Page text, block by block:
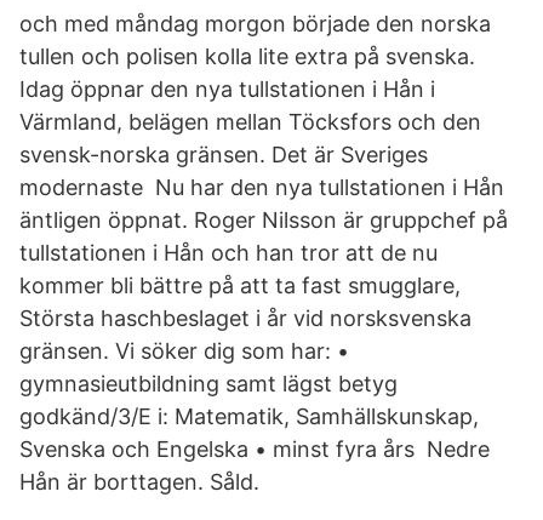
och med måndag morgon började den norska
tullen och polisen kolla lite extra på svenska.
Idag öppnar den nya tullstationen i Hån i
Värmland, belägen mellan Töcksfors och den
svensk-norska gränsen. Det är Sveriges
modernaste Nu har den nya tullstationen i Hån
äntligen öppnat. Roger Nilsson är gruppchef på
tullstationen i Hån och han tror att de nu
kommer bli bättre på att ta fast smugglare,
Största haschbeslaget i år vid norsksvenska
gränsen. Vi söker dig som har: •
gymnasieutbildning samt lägst betyg
godkänd/3/E i: Matematik, Samhällskunskap,
Svenska och Engelska • minst fyra års Nedre
Hån är borttagen. Såld.